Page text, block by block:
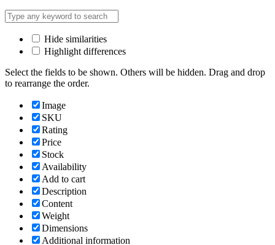
Hide similarities
Highlight differences
Select the fields to be shown. Others will be hidden. Drag and drop
to rearrange the order.
Image
SKU
Rating
Price
Stock
Availability
Add to cart
Description
Content
Weight
Dimensions
Additional information